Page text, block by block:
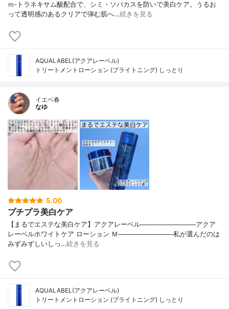
ｍ‐トラネキサム酸配合で、シミ・ソバカスを防いで美白ケア。うるお
って透明感のあるクリアで弾む肌へ…続きを見る
AQUALABEL(アクアレーベル)
トリートメントローション (ブライトニング) しっとり
イエベ春
なゆ
5.00
プチプラ美白ケア
【まるでエステな美白ケア】アクアレーベル────────────アクア
レーベルホワイトケア ローション Ｍ────────────私が選んだのは
みずみずしいしっ…続きを見る
AQUALABEL(アクアレーベル)
トリートメントローション (ブライトニング) しっとり